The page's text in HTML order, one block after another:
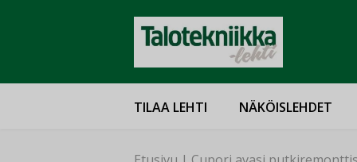
TILAA LEHTI NÄKÖISLEHDET